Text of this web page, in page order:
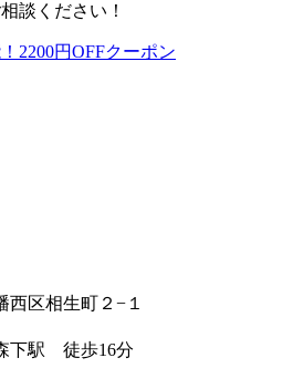
談ください！
区相生町２−１
下駅 徒歩16分